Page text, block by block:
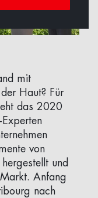
mit
Haut? Für
das 2020
von
und
Anfang
nach